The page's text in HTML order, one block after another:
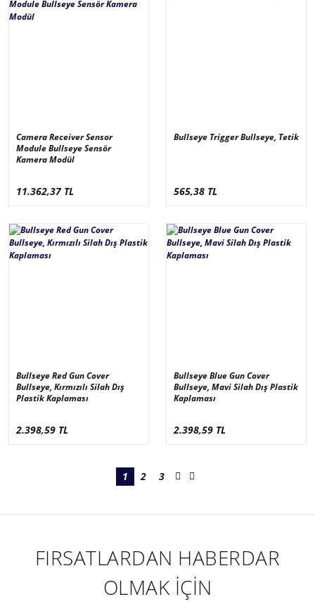
Camera Receiver Sensor
Module Bullseye Sensör
Kamera Modül
11.362,37 TL
Bullseye Trigger Bullseye, Tetik
565,38 TL
Bullseye Red Gun Cover
Bullseye, Kırmızılı Silah Dış
Plastik Kaplaması
2.398,59 TL
Bullseye Blue Gun Cover
Bullseye, Mavi Silah Dış Plastik
Kaplaması
2.398,59 TL
1 2 3
FIRSATLARDAN HABERDAR
OLMAK İÇİN